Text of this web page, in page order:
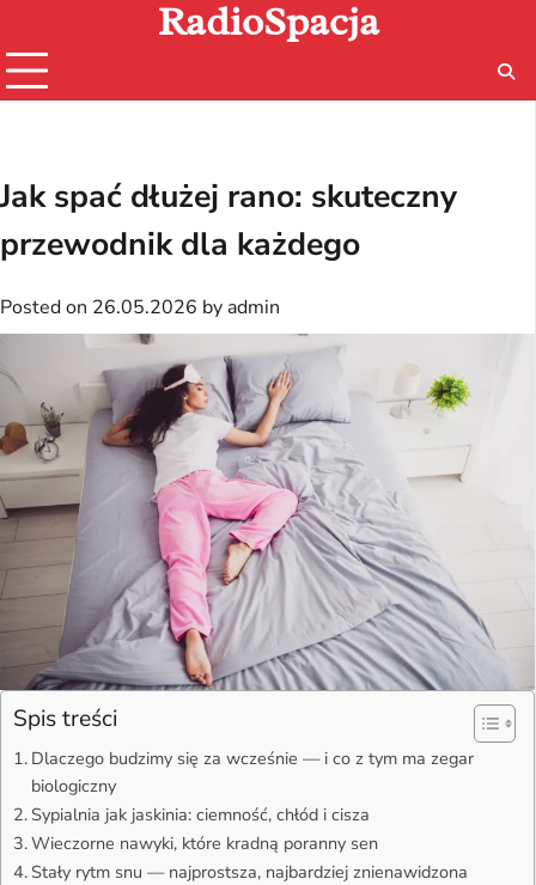
content
RadioSpacja
Jak spać dłużej rano: skuteczny
przewodnik dla każdego
Posted on 26.05.2026 by admin
Spis treści
Dlaczego budzimy się za wcześnie — i co z tym ma zegar
biologiczny
Sypialnia jak jaskinia: ciemność, chłód i cisza
Wieczorne nawyki, które kradną poranny sen
Stały rytm snu — najprostsza, najbardziej znienawidzona